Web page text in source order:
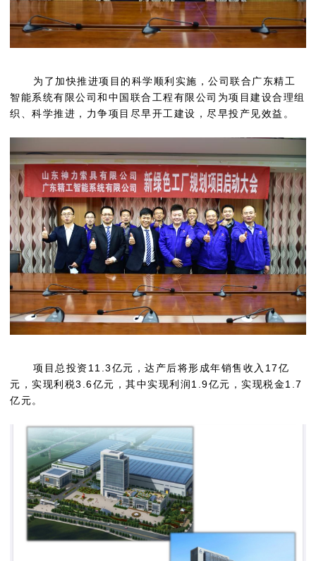
为了加快推进项目的科学顺利实施，公司联合广东精工
智能系统有限公司和中国联合工程有限公司为项目建设合理组
织、科学推进，力争项目尽早开工建设，尽早投产见效益。
项目总投资 11.3亿元， 达产后将形成年销售收入 17亿
元，实现利税3.6亿元，其中实现利润1.9亿元，实现税金1.7
亿元。